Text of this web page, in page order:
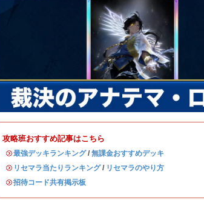
攻略班おすすめ記事はこちら
・最強デッキランキング/ 無課金おすすめデッキ
・ リセマラ当たりランキング/ リセマラのやり方
・招待コード共有掲示板